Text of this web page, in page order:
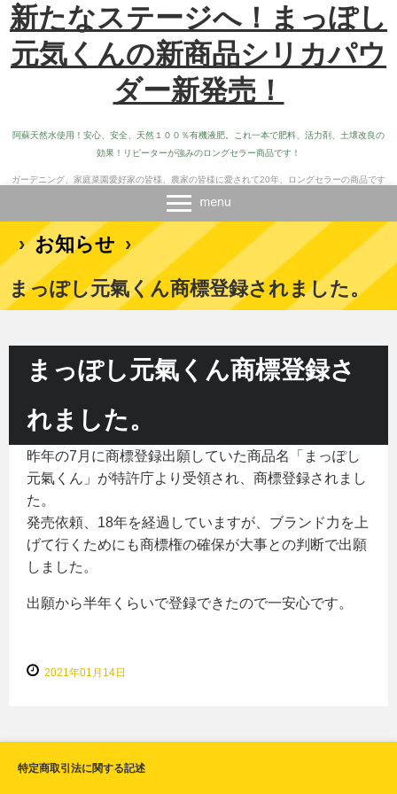
新たなステージへ！まっぽし
元気くんの新商品シリカパウ
ダー新発売！
阿蘇天然水使用！安心、安全、天然１００％有機液肥。これ一本で肥料、活力剤、土壌改良の
効果！リピーターが強みのロングセラー商品です！
ガーデニング、家庭菜園愛好家の皆様、農家の皆様に愛されて20年、ロングセラーの商品です
› お知らせ ›
まっぽし元氣くん商標登録されました。
まっぽし元氣くん商標登録さ
れました。
昨年の7月に商標登録出願していた商品名「まっぽし
元氣くん」が特許庁より受領され、商標登録されまし
た。
発売依頼、18年を経過していますが、ブランド力を上
げて行くためにも商標権の確保が大事との判断で出願
しました。
出願から半年くらいで登録できたので一安心です。
2021年01月14日
特定商取引法に関する記述